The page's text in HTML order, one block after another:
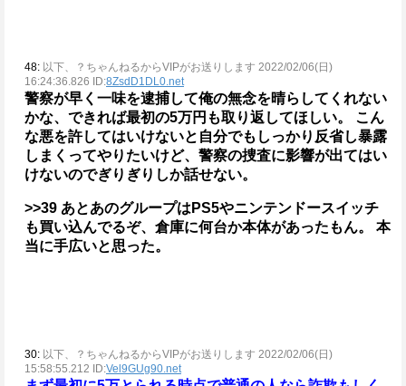
48: 以下、？ちゃんねるからVIPがお送りします 2022/02/06(日)
16:24:36.826 ID:8ZsdD1DL0.net
警察が早く一味を逮捕して俺の無念を晴らしてくれない
かな、できれば最初の5万円も取り返してほしい。 こん
な悪を許してはいけないと自分でもしっかり反省し暴露
しまくってやりたいけど、警察の捜査に影響が出てはい
けないのでぎりぎりしか話せない。
>>39 あとあのグループはPS5やニンテンドースイッチ
も買い込んでるぞ、倉庫に何台か本体があったもん。 本
当に手広いと思った。
30: 以下、？ちゃんねるからVIPがお送りします 2022/02/06(日)
15:58:55.212 ID:Vel9GUg90.net